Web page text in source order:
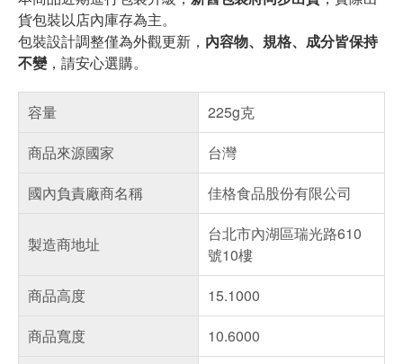
貨包裝以店內庫存為主。
包裝設計調整僅為外觀更新， 內容物、規格、成分皆保持
不變，請安心選購。
容量
225g克
商品來源國家
台灣
國內負責廠商名稱
佳格食品股份有限公司
製造商地址
台北市內湖區瑞光路610
號10樓
商品高度
15.1000
商品寬度
10.6000